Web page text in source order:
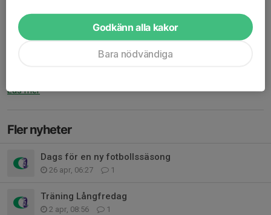
skjuts kommer till IP så löser vi någon att åka med.
Fam Gunnars hämtar upp Theo i Garsås på vägen ner.
Läs mer
Fler nyheter
Dags för en ny fotbollssäsong
26 apr, 06:27 1
Träning Långfredag
2 apr, 08:56 1
Godkänn alla kakor
Bara nödvändiga